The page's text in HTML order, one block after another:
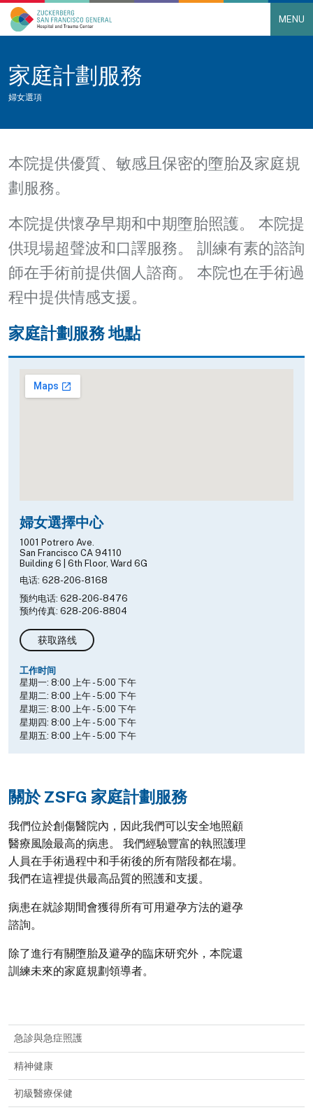
Main Navigation MENU
家庭計劃服務
婦女選項
急診與急症照護
精神健康
初級醫療保健
本院提供優質、敏感且保密的墮胎及家庭規
劃服務。
本院提供懷孕早期和中期墮胎照護。 本院提
供現場超聲波和口譯服務。 訓練有素的諮詢
師在手術前提供個人諮商。 本院也在手術過
程中提供情感支援。
家庭計劃服務 地點
婦女選擇中心
1001 Potrero Ave.
San Francisco CA 94110
Building 6 | 6th Floor, Ward 6G
电话: 628-206-8168
预约电话: 628-206-8476
预约传真: 628-206-8804
获取路线
工作时间
星期一: 8:00 上午- 5:00 下午
星期二: 8:00 上午- 5:00 下午
星期三: 8:00 上午- 5:00 下午
星期四: 8:00 上午- 5:00 下午
星期五: 8:00 上午- 5:00 下午
關於 ZSFG 家庭計劃服務
我們位於創傷醫院內，因此我們可以安全地照顧
醫療風險最高的病患。 我們經驗豐富的執照護理
人員在手術過程中和手術後的所有階段都在場。
我們在這裡提供最高品質的照護和支援。
病患在就診期間會獲得所有可用避孕方法的避孕
諮詢。
除了進行有關墮胎及避孕的臨床研究外，本院還
訓練未來的家庭規劃領導者。